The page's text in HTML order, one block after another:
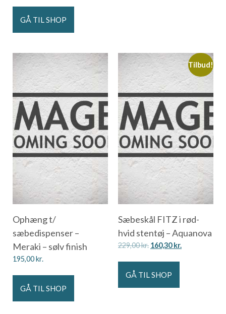
GÅ TIL SHOP
Ophæng t/
sæbedispenser –
Meraki – sølv finish
195,00kr.
GÅ TIL SHOP
Tilbud!
Sæbeskål FITZ i rød-
hvid stentøj – Aquanova
229,00kr. 160,30kr.
GÅ TIL SHOP